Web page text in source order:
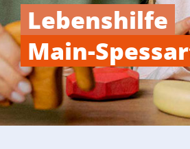
Lebenshilfe
Main-